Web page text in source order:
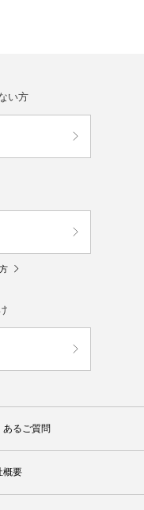
い方
あるご質問
概要